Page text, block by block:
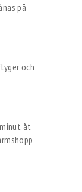
på
och
åt